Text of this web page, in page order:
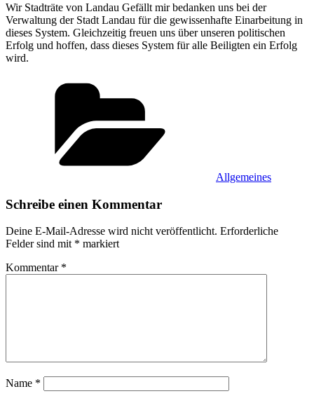
Wir Stadträte von Landau Gefällt mir bedanken uns bei der
Verwaltung der Stadt Landau für die gewissenhafte Einarbeitung in
dieses System. Gleichzeitig freuen uns über unseren politischen
Erfolg und hoffen, dass dieses System für alle Beiligten ein Erfolg
wird.
Allgemeines
Schreibe einen Kommentar
Deine E-Mail-Adresse wird nicht veröffentlicht. Erforderliche
Felder sind mit * markiert
Kommentar *
Name *